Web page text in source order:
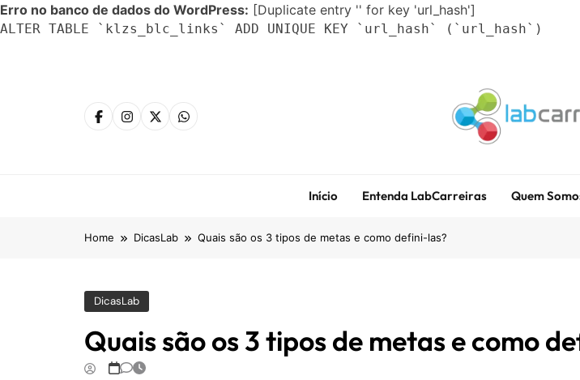
Erro no banco de dados do WordPress: [Duplicate entry '' for key 'url_hash']
ALTER TABLE `klzs_blc_links` ADD UNIQUE KEY `url_hash` (`url_hash`)
Início Entenda LabCarreiras Quem
Home DicasLab Quais são os 3 tipos de metas e como defini-las?
DicasLab
Quais são os 3 tipos de metas e como